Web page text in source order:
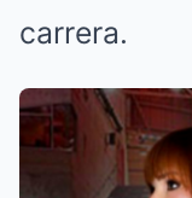
carrera.